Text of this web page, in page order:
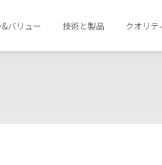
バリュー 技術と製品 クオリテ